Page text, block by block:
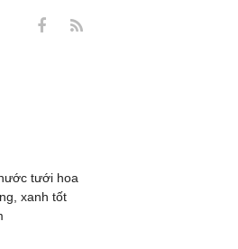
tưới hoa
xanh tốt